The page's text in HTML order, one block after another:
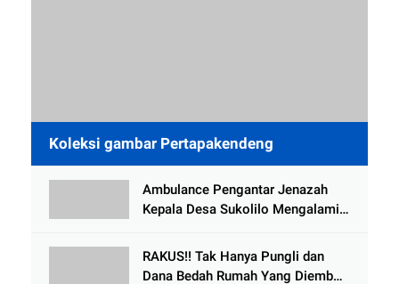
Koleksi gambar Pertapakendeng
Ambulance Pengantar Jenazah
Kepala Desa Sukolilo Mengalami
Meninggal Dunia
RAKUS!! Tak Hanya Pungli dan
Dana Bedah Rumah Yang Diembat,